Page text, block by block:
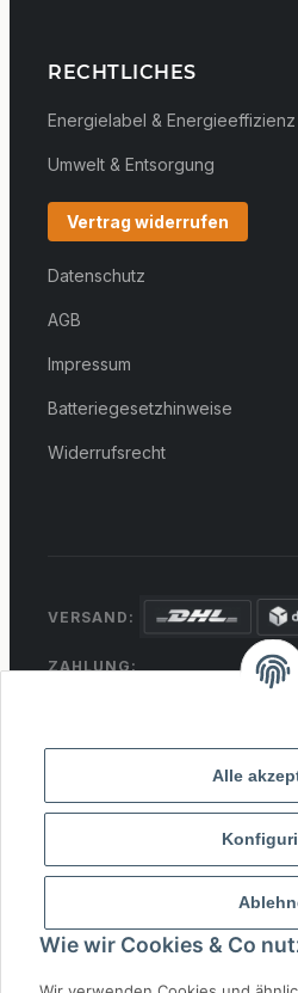
Alle
Wie wir Cookies & Co
RECHTLICHES
Energielabel & Energieeffizienz
Umwelt & Entsorgung
Vertrag widerrufen
Datenschutz
AGB
Impressum
Batteriegesetzhinweise
Widerrufsrecht
VERSAND:
ZAHLUNG:
* Alle Preise inkl. gesetzlicher USt.,
Powered by